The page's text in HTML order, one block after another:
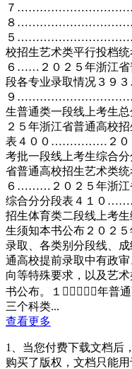
７
８
５
校招生艺术类平行投档
６……２０２５年浙江省
段各专业录取情况３
９…………………………………
生普通类一段线上考
２５年浙江省普通高校
表４００……………２０２
考批一段线上考生综合
省普通高校招生艺术类
６………２０２５年浙江
综合分分段表４１０
招生体育类二段线上
生须知本书公布２０２
录取、各类别分段线、
通高校提前录取中有政
向等特殊要求，以及艺
书公布。１􀆰２０２５年
三个科类...
查看更多
1、当您付费下载文档后
购买了版权，文档只能